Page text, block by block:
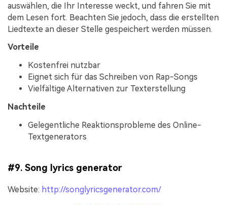
auswählen, die Ihr Interesse weckt, und fahren Sie mit
dem Lesen fort. Beachten Sie jedoch, dass die erstellten
Liedtexte an dieser Stelle gespeichert werden müssen.
Vorteile
Kostenfrei nutzbar
Eignet sich für das Schreiben von Rap-Songs
Vielfältige Alternativen zur Texterstellung
Nachteile
Gelegentliche Reaktionsprobleme des Online-
Textgenerators
#9. Song lyrics generator
Website: http://songlyricsgenerator.com/